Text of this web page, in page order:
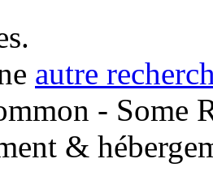
autre
- Some
&